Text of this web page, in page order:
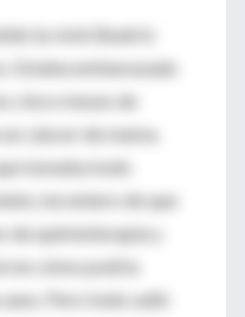
la vivió Beatriz
Estaba embarazada
cinco meses de
cáncer de mama.
tomaba todo
me entero de que
de quimioterapia y
en cómo podría
Pero todo salió